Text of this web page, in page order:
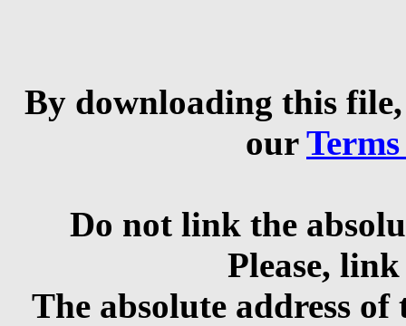
By downloading this
our
Do not link the
Please,
The absolute address